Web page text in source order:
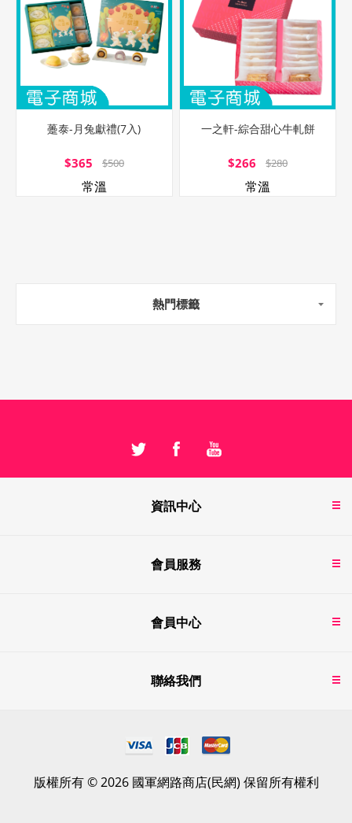
躉泰-月兔獻禮(7入)
$365 $500
常溫
一之軒-綜合甜心牛軋餅
$266 $280
常溫
熱門標籤
資訊中心
會員服務
會員中心
聯絡我們
版權所有 © 2026 國軍網路商店(民網) 保留所有權利